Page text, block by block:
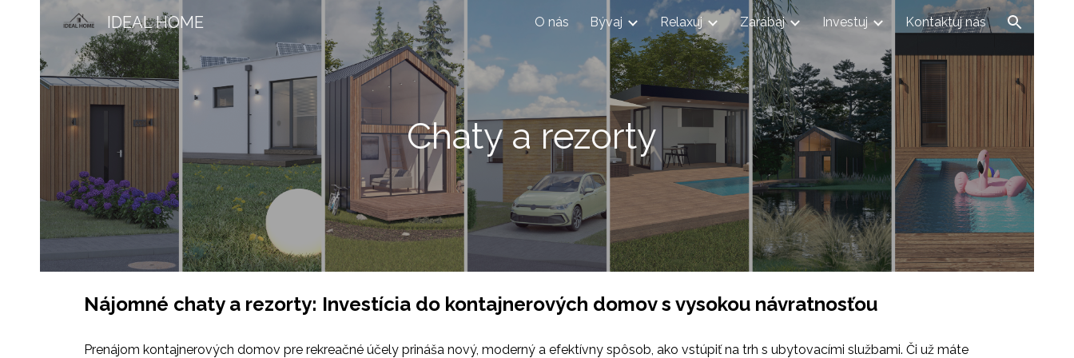
Skip to main content Skip to navigation
IDEAL HOME O nás Bývaj Relaxuj Zarábaj Investuj Kontaktuj nás
Chaty a rezorty
Nájomné chaty a rezorty: Investícia do kontajnerových domov s vysokou návratnosťou
Prenájom kontajnerových domov pre rekreačné účely prináša nový, moderný a efektívny spôsob, ako vstúpiť na trh s ubytovacími službami. Či už máte